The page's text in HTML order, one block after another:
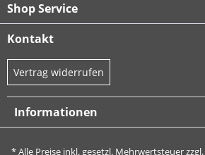
Shop Service
Kontakt
Vertrag widerrufen
Informationen
* Alle Preise inkl. gesetzl. Mehrwertsteuer zzgl.